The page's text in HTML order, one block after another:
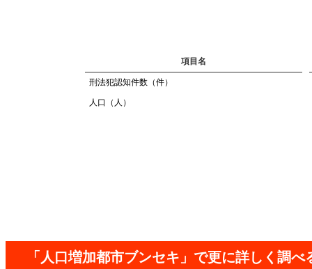
項目名
刑法犯認知件数（件）
人口（人）
「人口増加都市ブンセキ」で更に詳しく調べ